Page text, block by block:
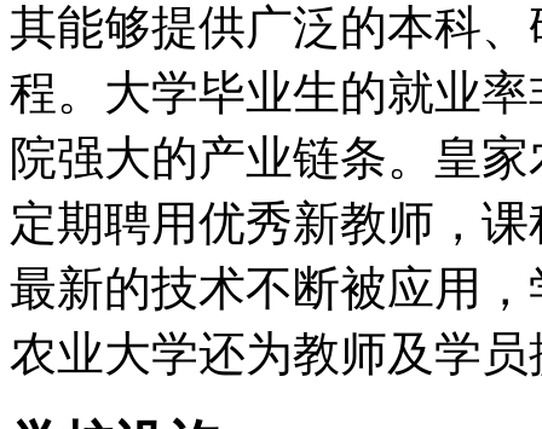
其能够提供广泛的本科
程。大学毕业生的就业
院强大的产业链条。皇
定期聘用优秀新教师，
最新的技术不断被应用
农业大学还为教师及学